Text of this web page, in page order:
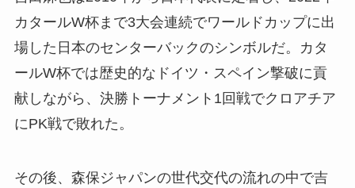
カタールW杯まで3大会連続でワールドカップに出
場した日本のセンターバックのシンボルだ。カタ
ールW杯では歴史的なドイツ・スペイン撃破に貢
献しながら、決勝トーナメント1回戦でクロアチア
にPK戦で敗れた。
その後、森保ジャパンの世代交代の流れの中で吉